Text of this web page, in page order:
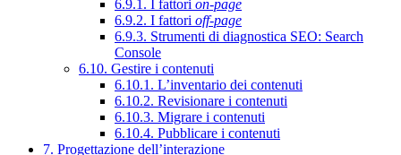
6.9.1. I fattori on-page
6.9.2. I fattori off-page
6.9.3. Strumenti di diagnostica SEO: Search
Console
6.10. Gestire i contenuti
6.10.1. L’inventario dei contenuti
6.10.2. Revisionare i contenuti
6.10.3. Migrare i contenuti
6.10.4. Pubblicare i contenuti
7. Progettazione dell’interazione